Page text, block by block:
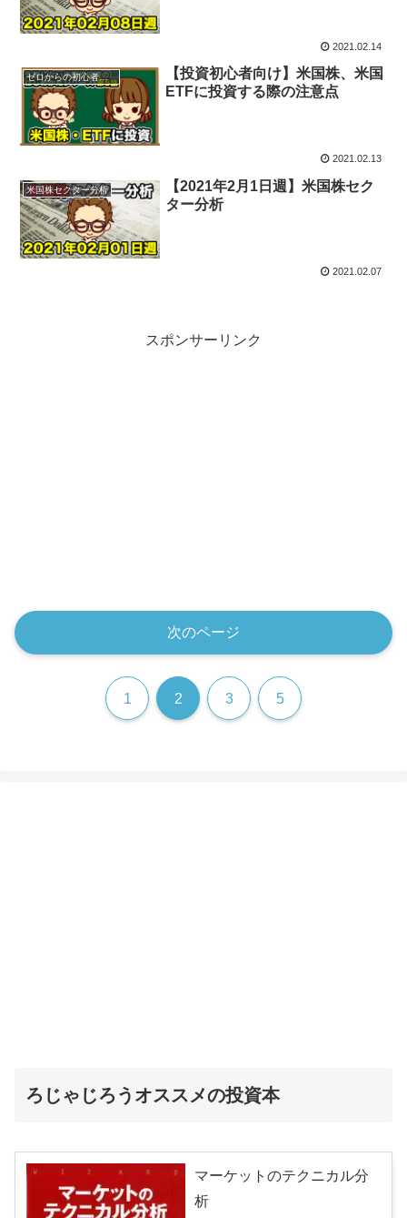
2021.02.14
ゼロからの初心者向け
【投資初心者向け】米国株、米国
ETFに投資する際の注意点
2021.02.13
米国株セクター分析
【2021年2月1日週】米国株セク
ター分析
2021.02.07
スポンサーリンク
次のページ
1 2 3 5
ろじゃじろうオススメの投資本
マーケットのテクニカル分
析